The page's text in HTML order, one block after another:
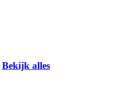
Bekijk alles